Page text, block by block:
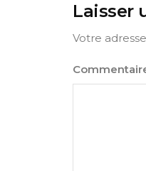
Laisser
Votre